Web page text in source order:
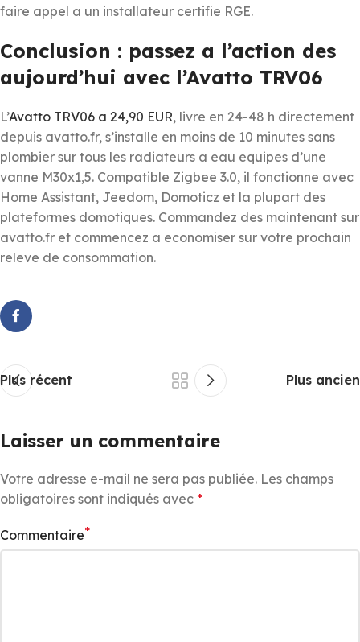
faire appel a un installateur certifie RGE.
Conclusion : passez a l’action des
aujourd’hui avec l’Avatto TRV06
L’Avatto TRV06 a 24,90 EUR, livre en 24-48 h directement
depuis avatto.fr, s’installe en moins de 10 minutes sans
plombier sur tous les radiateurs a eau equipes d’une
vanne M30x1,5. Compatible Zigbee 3.0, il fonctionne avec
Home Assistant, Jeedom, Domoticz et la plupart des
plateformes domotiques. Commandez des maintenant sur
avatto.fr et commencez a economiser sur votre prochain
releve de consommation.
Plus récent Plus ancien
Laisser un commentaire
Votre adresse e-mail ne sera pas publiée. Les champs
obligatoires sont indiqués avec *
Commentaire*